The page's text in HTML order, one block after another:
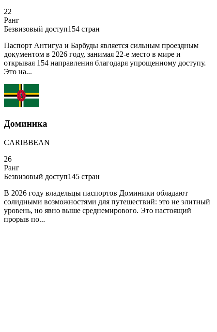
22
Ранг
Безвизовый доступ154 стран
Паспорт Антигуа и Барбуды является сильным проездным
документом в 2026 году, занимая 22-е место в мире и
открывая 154 направления благодаря упрощенному доступу.
Это на...
Доминика
CARIBBEAN
26
Ранг
Безвизовый доступ145 стран
В 2026 году владельцы паспортов Доминики обладают
солидными возможностями для путешествий: это не элитный
уровень, но явно выше среднемирового. Это настоящий
прорыв по...